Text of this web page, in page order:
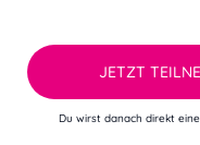
JETZT
Du wirst danach direkt